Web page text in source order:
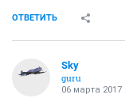
ОТВЕТИТЬ
Sky
guru
06 марта 2017